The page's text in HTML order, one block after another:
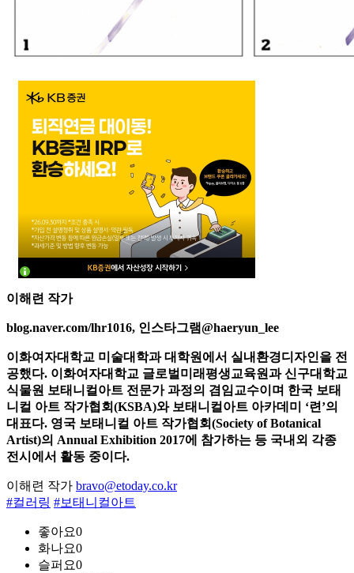
이해련 작가
blog.naver.com/lhr1016, 인스타그램@haeryun_lee
이화여자대학교 미술대학과 대학원에서 실내환경디자인을 전
공했다. 이화여자대학교 글로벌미래평생교육원과 신구대학교
식물원 보태니컬아트 전문가 과정의 겸임교수이며 한국 보태
니컬 아트 작가협회(KSBA)와 보태니컬아트 아카데미 ‘련’의
대표다. 영국 보태니컬 아트 작가협회(Society of Botanical
Artist)의 Annual Exhibition 2017에 참가하는 등 국내외 각종
전시에서 활동 중이다.
이해련 작가 bravo@etoday.co.kr
#컬러링 #보태니컬아트
좋아요0
화나요0
슬퍼요0